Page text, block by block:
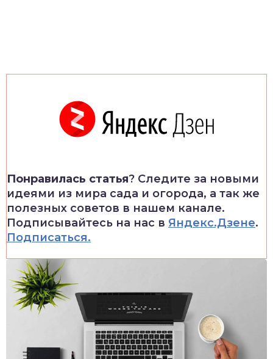
Понравилась статья? Следите за новыми
идеями из мира сада и огорода, а так же
полезных советов в нашем канале.
Подписывайтесь на нас в Яндекс.Дзене.
Подписаться.